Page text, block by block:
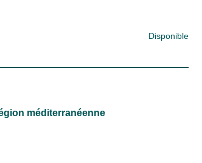
Disponible
méditerranéenne